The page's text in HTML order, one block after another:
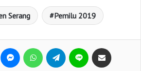
Serang Pemilu 2019